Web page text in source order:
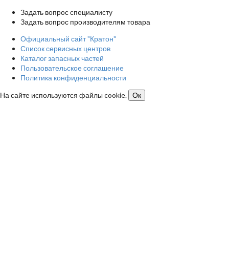
Задать вопрос специалисту
Задать вопрос производителям товара
Официальный сайт "Кратон"
Список сервисных центров
Каталог запасных частей
Пользовательское соглашение
Политика конфиденциальности
На сайте используются файлы cookie.
Ок